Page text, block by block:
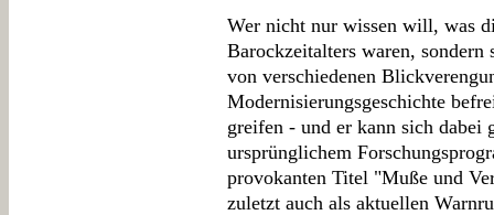
Wer nicht nur wissen will, was
Barockzeitalters waren, sondern
von verschiedenen
Modernisierungsgeschichte
greifen - und er kann sich
ursprünglichem
provokanten Titel "Muße und
zuletzt auch als aktuellen